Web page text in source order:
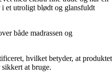
et utroligt blødt og glansfuldt
både madrassen og
hvilket betyder, at produktet
at bruge.